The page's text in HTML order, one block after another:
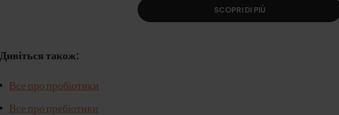
SCOPRI DI PIÙ
Дивіться також:
Все про пробіотики
Все про пребіотики